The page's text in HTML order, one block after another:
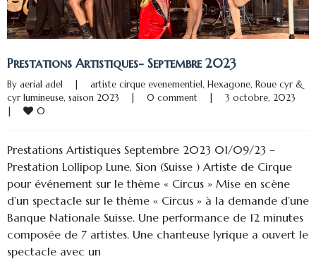
Prestations Artistiques- Septembre 2023
By aerial adel artiste cirque evenementiel, Hexagone, Roue cyr &
cyr lumineuse, saison 2023 0 comment
0
Prestations Artistiques Septembre 2023 01/09/23 –
Prestation Lollipop Lune, Sion (Suisse ) Artiste de Cirque
pour événement sur le thème « Circus » Mise en scène
d’un spectacle sur le thème « Circus » à la demande d’une
Banque Nationale Suisse. Une performance de 12 minutes
composée de 7 artistes. Une chanteuse lyrique a ouvert le
spectacle avec un